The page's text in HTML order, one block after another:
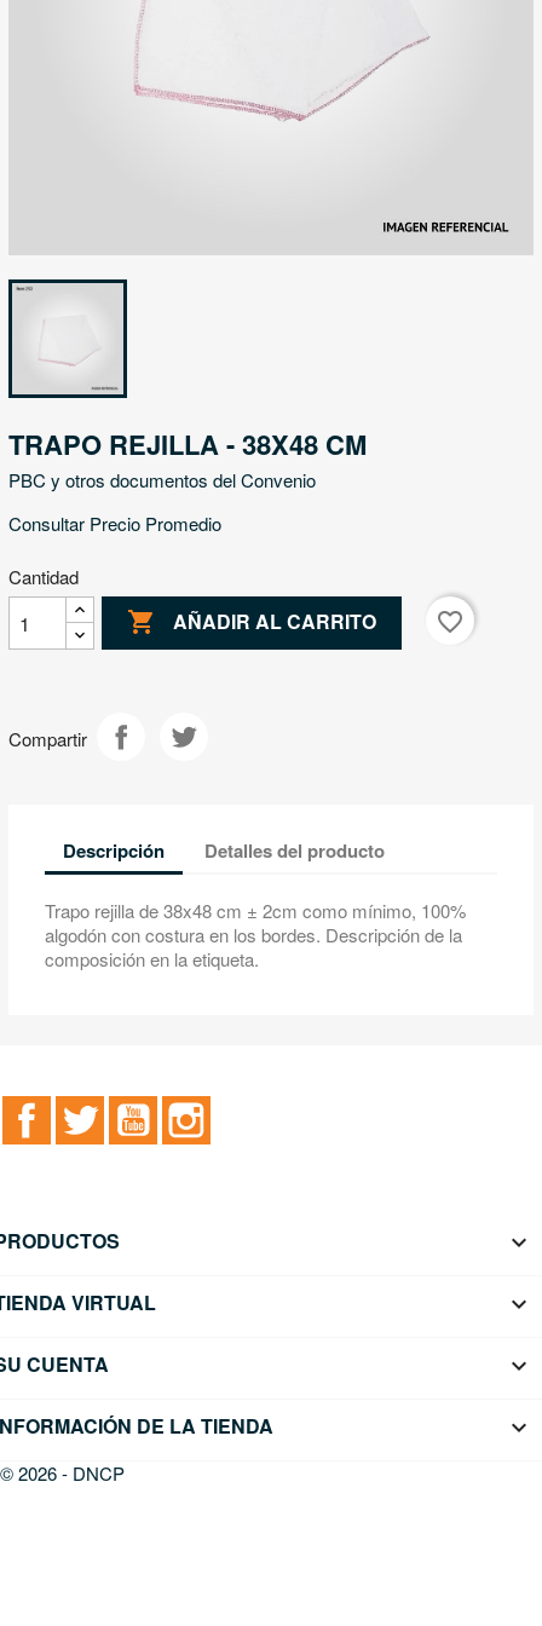
TRAPO REJILLA - 38X48 CM
PBC y otros documentos del Convenio
Consultar Precio Promedio
Cantidad
 AÑADIR AL CARRITO favorite_border
Compartir
Descripción Detalles del producto
Trapo rejilla de 38x48 cm ± 2cm como mínimo, 100%
algodón con costura en los bordes. Descripción de la
composición en la etiqueta.
FacebookTwitter YouTube

VIRTUAL 
CUENTA 
DE LA TIENDA keyboard_arrow_down
© 2026 - DNCP